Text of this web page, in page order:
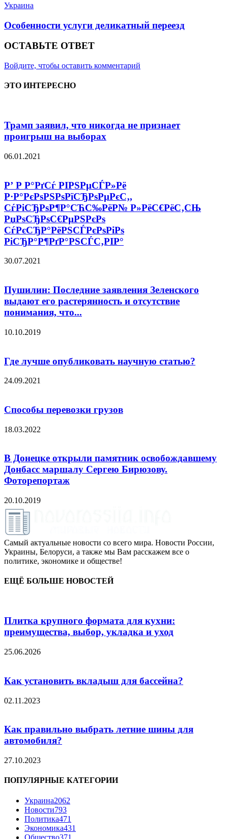
Украина
Особенности услуги деликатный переезд
ОСТАВЬТЕ ОТВЕТ
Войдите, чтобы оставить комментарий
ЭТО ИНТЕРЕСНО
Трамп заявил, что никогда не признает
проигрыш на выборах
06.01.2021
Р’ Р Р°РґСѓ РІРЅРµСЃР»Рё
Р·Р°РєРѕРЅРѕРїСЂРѕРµРєС‚,
СѓРіСЂРѕР¶Р°СЋС‰РёР№ Р»РёС€РёС‚СЊ
РџРѕСЂРѕС€РµРЅРєРѕ
СѓРєСЂР°РёРЅСЃРєРѕРіРѕ
РіСЂР°Р¶РґР°РЅСЃС‚РІР°
30.07.2021
Пушилин: Последние заявления Зеленского
выдают его растерянность и отсутствие
понимания, что...
10.10.2019
Где лучше опубликовать научную статью?
24.09.2021
Способы перевозки грузов
18.03.2022
В Донецке открыли памятник освобождавшему
Донбасс маршалу Сергею Бирюзову.
Фоторепортаж
20.10.2019
Самый актуальные новости со всего мира. Новости России,
Украины, Белоруси, а также мы Вам расскажем все о
политике, экономике и обществе!
ЕЩЁ БОЛЬШЕ НОВОСТЕЙ
Плитка крупного формата для кухни:
преимущества, выбор, укладка и уход
25.06.2026
Как установить вкладыш для бассейна?
02.11.2023
Как правильно выбрать летние шины для
автомобиля?
27.10.2023
ПОПУЛЯРНЫЕ КАТЕГОРИИ
Украина2062
Новости793
Политика471
Экономика431
Общество371